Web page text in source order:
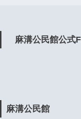
麻溝公民館公式
麻溝公民館